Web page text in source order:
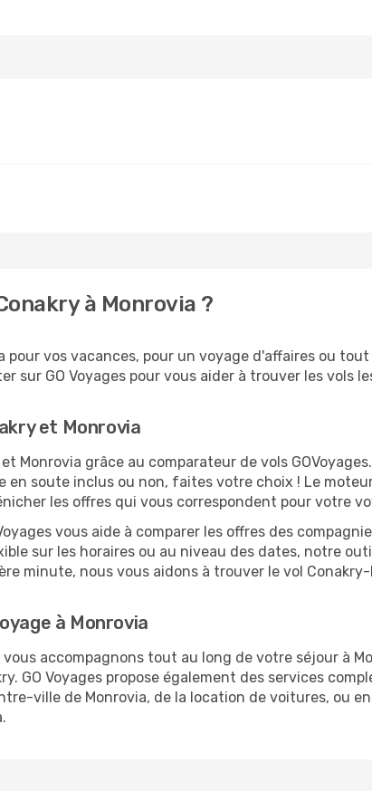
à Monrovia ?
pour vos vacances, pour un voyage d'affaires ou
sur GO Voyages pour vous aider à trouver les vols
et Monrovia
Monrovia grâce au comparateur de vols
soute inclus ou non, faites votre choix ! Le
les offres qui vous correspondent pour votre
vous aide à comparer les offres des
sur les horaires ou au niveau des dates, notre
minute, nous vous aidons à trouver le vol
à Monrovia
accompagnons tout au long de votre séjour à
GO Voyages propose également des services
ville de Monrovia, de la location de voitures, ou